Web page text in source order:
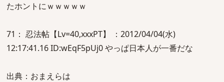
たホントにｗｗｗｗｗ
71： 忍法帖【Lv=40,xxxPT】 ：2012/04/04(水)
12:17:41.16 ID:wEqF5pUj0 やっぱ日本人が一番だな
出典：おまえらは